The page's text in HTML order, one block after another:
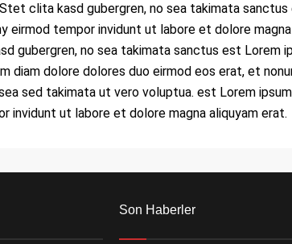
clita kasd gubergren, no sea takimata
tempor invidunt ut labore et dolore
gubergren, no sea takimata sanctus est Lorem
diam dolore dolores duo eirmod eos erat, et
sed takimata ut vero voluptua. est Lorem
invidunt ut labore et dolore magna aliquyam erat.
Son Haberler